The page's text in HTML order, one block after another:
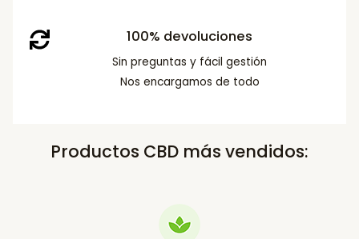
100% devoluciones
Sin preguntas y fácil gestión
Nos encargamos de todo
Productos CBD más vendidos: